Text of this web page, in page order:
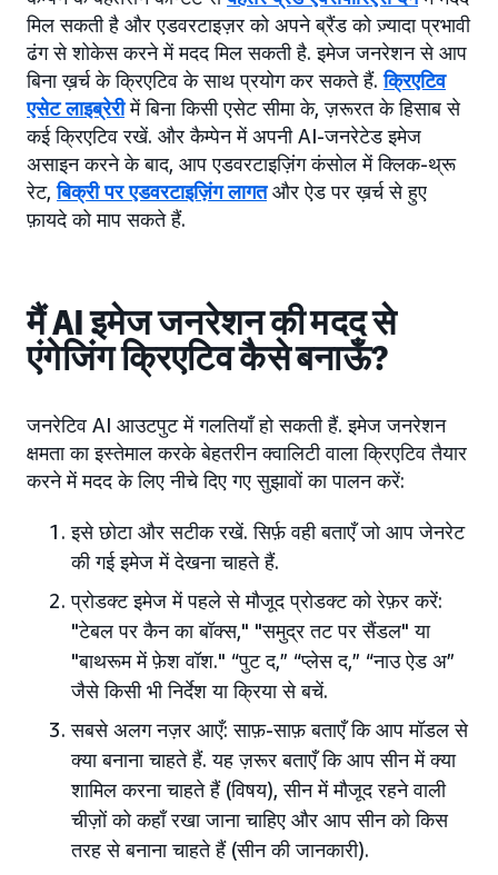
मिल सकती है और एडवरटाइज़र को अपने ब्रैंड को ज़्यादा प्रभावी
ढंग से शोकेस करने में मदद मिल सकती है. इमेज जनरेशन से आप
बिना ख़र्च के क्रिएटिव के साथ प्रयोग कर सकते हैं.क्रिएटिव
एसेट लाइब्रेरीमें बिना किसी एसेट सीमा के, ज़रूरत के हिसाब से
कई क्रिएटिव रखें. और कैम्पेन में अपनी AI-जनरेटेड इमेज
असाइन करने के बाद, आप एडवरटाइज़िंग कंसोल में क्लिक-थ्रू
रेट,बिक्री पर एडवरटाइज़िंग लागतऔर ऐड पर ख़र्च से हुए
फ़ायदे को माप सकते हैं.
मैं AI इमेज जनरेशन की मदद से
एंगेजिंग क्रिएटिव कैसे बनाऊँ?
जनरेटिव AI आउटपुट में गलतियाँ हो सकती हैं. इमेज जनरेशन
क्षमता का इस्तेमाल करके बेहतरीन क्वालिटी वाला क्रिएटिव तैयार
करने में मदद के लिए नीचे दिए गए सुझावों का पालन करें:
इसे छोटा और सटीक रखें. सिर्फ़ वही बताएँ जो आप जेनरेट
की गई इमेज में देखना चाहते हैं.
प्रोडक्ट इमेज में पहले से मौजूद प्रोडक्ट को रेफ़र करें:
"टेबल पर कैन का बॉक्स," "समुद्र तट पर सैंडल" या
"बाथरूम में फ़ेश वॉश." “पुट द,” “प्लेस द,” “नाउ ऐड अ”
जैसे किसी भी निर्देश या क्रिया से बचें.
सबसे अलग नज़र आएँ: साफ़-साफ़ बताएँ कि आप मॉडल से
क्या बनाना चाहते हैं. यह ज़रूर बताएँ कि आप सीन में क्या
शामिल करना चाहते हैं (विषय), सीन में मौजूद रहने वाली
चीज़ों को कहाँ रखा जाना चाहिए और आप सीन को किस
तरह से बनाना चाहते हैं (सीन की जानकारी).